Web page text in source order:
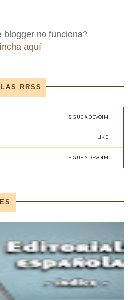
blogger no funciona?
aquí
RRSS
SIGUE A DEVOIM
LIKE
SIGUE A DEVOIM